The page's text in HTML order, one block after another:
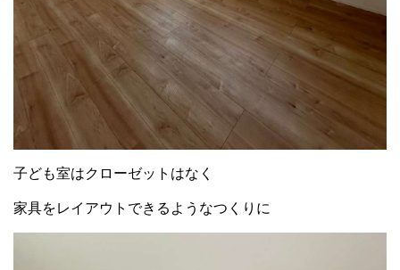
子ども室はクローゼットはなく
家具をレイアウトできるようなつくりに